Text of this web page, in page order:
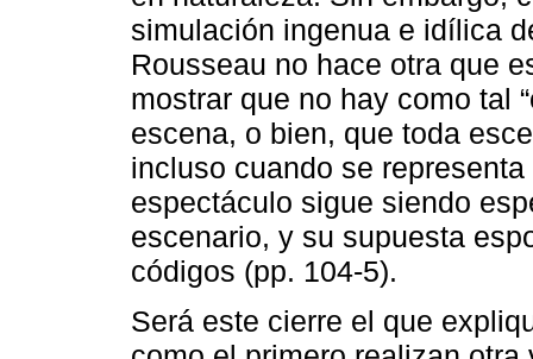
simulación ingenua e idílica
Rousseau no hace otra que
mostrar que no hay como tal
escena, o bien, que toda
incluso cuando se
espectáculo sigue siendo
escenario, y su supuesta
códigos (pp. 104-5).
Será este cierre el que